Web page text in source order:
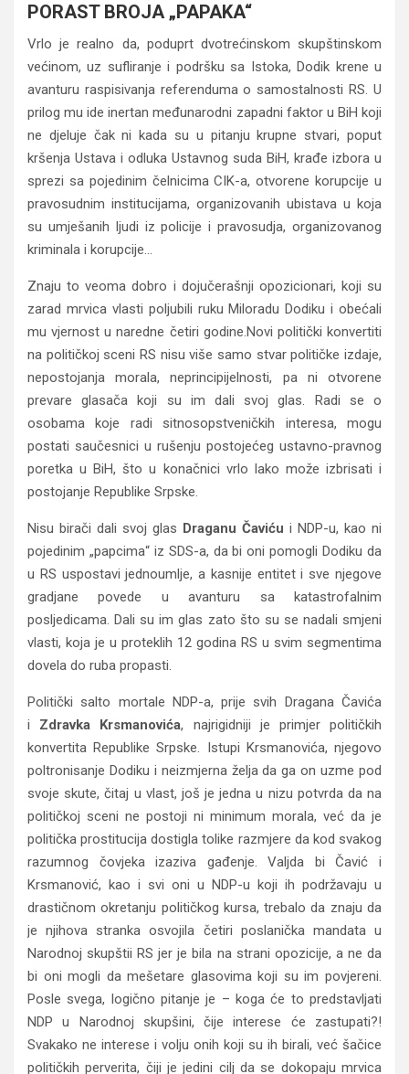
PORAST BROJA „PAPAKA“
Vrlo je realno da, poduprt dvotrećinskom skupštinskom
većinom, uz sufliranje i podršku sa Istoka, Dodik krene u
avanturu raspisivanja referenduma o samostalnosti RS. U
prilog mu ide inertan međunarodni zapadni faktor u BiH koji
ne djeluje čak ni kada su u pitanju krupne stvari, poput
kršenja Ustava i odluka Ustavnog suda BiH, krađe izbora u
sprezi sa pojedinim čelnicima CIK-a, otvorene korupcije u
pravosudnim institucijama, organizovanih ubistava u koja
su umješanih ljudi iz policije i pravosudja, organizovanog
kriminala i korupcije…
Znaju to veoma dobro i dojučerašnji opozicionari, koji su
zarad mrvica vlasti poljubili ruku Miloradu Dodiku i obećali
mu vjernost u naredne četiri godine.Novi politički konvertiti
na političkoj sceni RS nisu više samo stvar političke izdaje,
nepostojanja morala, neprincipijelnosti, pa ni otvorene
prevare glasača koji su im dali svoj glas. Radi se o
osobama koje radi sitnosopstveničkih interesa, mogu
postati saučesnici u rušenju postojećeg ustavno-pravnog
poretka u BiH, što u konačnici vrlo lako može izbrisati i
postojanje Republike Srpske.
Nisu birači dali svoj glas Draganu Čaviću i NDP-u, kao ni
pojedinim „papcima“ iz SDS-a, da bi oni pomogli Dodiku da
u RS uspostavi jednoumlje, a kasnije entitet i sve njegove
gradjane povede u avanturu sa katastrofalnim
posljedicama. Dali su im glas zato što su se nadali smjeni
vlasti, koja je u proteklih 12 godina RS u svim segmentima
dovela do ruba propasti.
Politički salto mortale NDP-a, prije svih Dragana Čavića
i Zdravka Krsmanovića, najrigidniji je primjer političkih
konvertita Republike Srpske. Istupi Krsmanovića, njegovo
poltronisanje Dodiku i neizmjerna želja da ga on uzme pod
svoje skute, čitaj u vlast, još je jedna u nizu potvrda da na
političkoj sceni ne postoji ni minimum morala, već da je
politička prostitucija dostigla tolike razmjere da kod svakog
razumnog čovjeka izaziva gađenje. Valjda bi Čavić i
Krsmanović, kao i svi oni u NDP-u koji ih podržavaju u
drastičnom okretanju političkog kursa, trebalo da znaju da
je njihova stranka osvojila četiri poslanička mandata u
Narodnoj skupštii RS jer je bila na strani opozicije, a ne da
bi oni mogli da mešetare glasovima koji su im povjereni.
Posle svega, logično pitanje je – koga će to predstavljati
NDP u Narodnoj skupšini, čije interese će zastupati?!
Svakako ne interese i volju onih koji su ih birali, već šačice
političkih perverita, čiji je jedini cilj da se dokopaju mrvica